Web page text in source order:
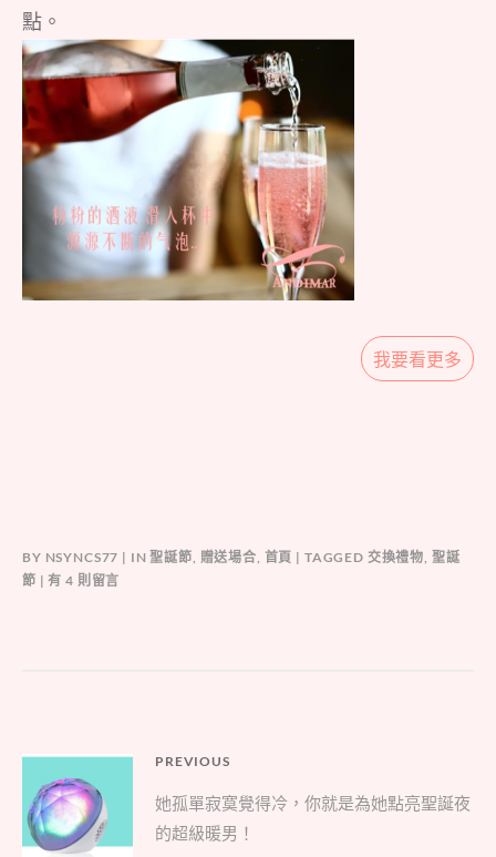
點。
我要看更多
BY NSYNCS77 IN聖誕節, 贈送場合, 首頁 TAGGED 交換禮物, 聖誕
節
在
物，
讓
你
有 4 則留言
文
章
導
PREVIOUS
Previous
post:
她孤單寂寞覺得冷，你就是為她點亮聖誕夜
的超級暖男！